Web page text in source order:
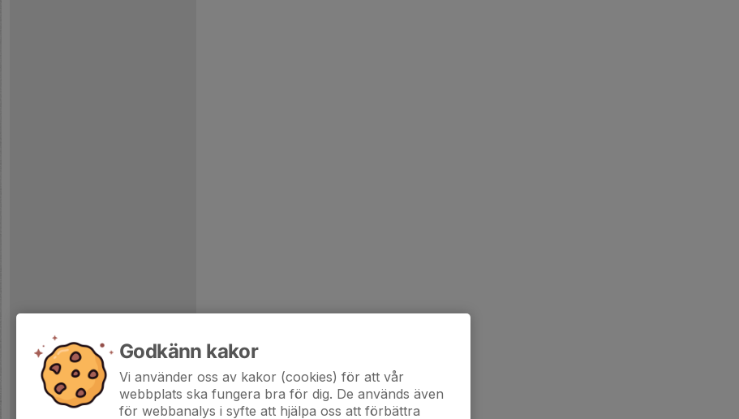
Godkänn kakor
Vi använder oss av kakor (cookies) för att vår
webbplats ska fungera bra för dig. De används även
för webbanalys i syfte att hjälpa oss att förbättra